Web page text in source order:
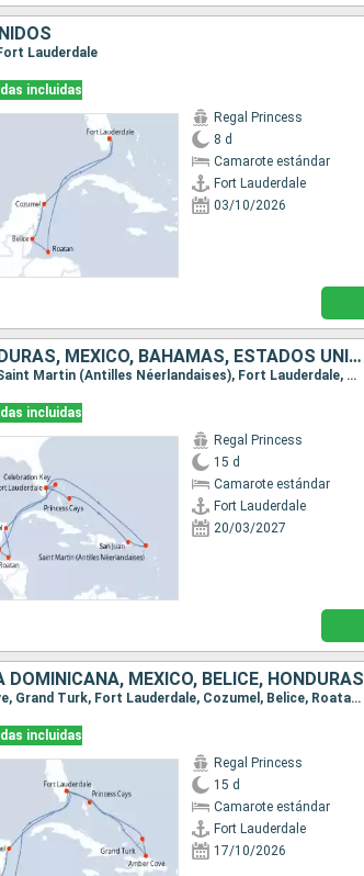
Lauderdale
incluidas
Regal Princess
8 d
Camarote estándar
Fort Lauderdale
03/10/2026
PUERTO RICO, SAN MARTÍN, BELICE, HONDURAS, MÉXICO, BAHAMAS, ESTADOS UNIDOS
Itinerario : Fort Lauderdale, Princess Cays, San Juan, Saint Martin (Antilles Néerlandaises), Fort Lauderdale, Belice, Roatan, Cozumel, Celebration Key, Fort Lauderdale
incluidas
Regal Princess
15 d
Camarote estándar
Fort Lauderdale
20/03/2027
MÉXICO, BELICE, HONDURAS
Itinerario : Fort Lauderdale, Princess Cays, Amber Cove, Grand Turk, Fort Lauderdale, Cozumel, Belice, Roatan, Fort Lauderdale
incluidas
Regal Princess
15 d
Camarote estándar
Fort Lauderdale
17/10/2026